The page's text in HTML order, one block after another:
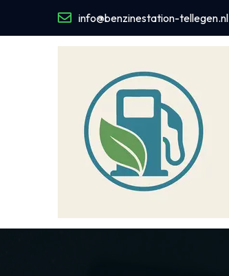
inhoud
info@benzinestation-tellegen.nl